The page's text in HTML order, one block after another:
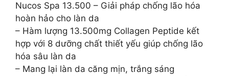
Nucos Spa 13.500 – Giải pháp chống lão hóa
hoàn hảo cho làn da
– Hàm lượng 13.500mg Collagen Peptide kết
hợp với 8 dưỡng chất thiết yếu giúp chống lão
hóa sâu làn da
– Mang lại làn da căng mịn, trắng sáng